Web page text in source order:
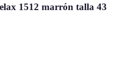
1512 marrón talla 43